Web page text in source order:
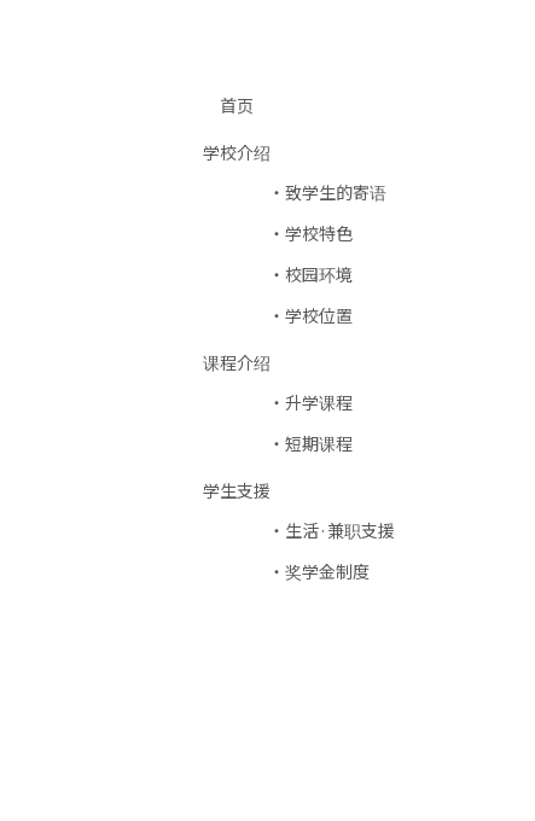
首页
学校介绍
致学生的寄语
学校特色
校园环境
学校位置
课程介绍
升学课程
短期课程
学生支援
生活·兼职支援
奖学金制度